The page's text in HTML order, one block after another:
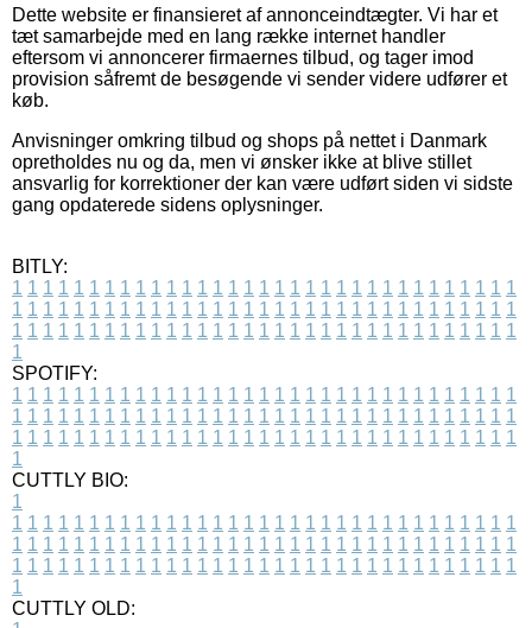
Dette website er finansieret af annonceindtægter. Vi har et
tæt samarbejde med en lang række internet handler
eftersom vi annoncerer firmaernes tilbud, og tager imod
provision såfremt de besøgende vi sender videre udfører et
køb.
Anvisninger omkring tilbud og shops på nettet i Danmark
opretholdes nu og da, men vi ønsker ikke at blive stillet
ansvarlig for korrektioner der kan være udført siden vi sidste
gang opdaterede sidens oplysninger.
BITLY:
1 1 1 1 1 1 1 1 1 1 1 1 1 1 1 1 1 1 1 1 1 1 1 1 1 1 1 1 1 1 1 1 1
1 1 1 1 1 1 1 1 1 1 1 1 1 1 1 1 1 1 1 1 1 1 1 1 1 1 1 1 1 1 1 1 1
1 1 1 1 1 1 1 1 1 1 1 1 1 1 1 1 1 1 1 1 1 1 1 1 1 1 1 1 1 1 1 1 1
1
SPOTIFY:
1 1 1 1 1 1 1 1 1 1 1 1 1 1 1 1 1 1 1 1 1 1 1 1 1 1 1 1 1 1 1 1 1
1 1 1 1 1 1 1 1 1 1 1 1 1 1 1 1 1 1 1 1 1 1 1 1 1 1 1 1 1 1 1 1 1
1 1 1 1 1 1 1 1 1 1 1 1 1 1 1 1 1 1 1 1 1 1 1 1 1 1 1 1 1 1 1 1 1
1
CUTTLY BIO:
1
1 1 1 1 1 1 1 1 1 1 1 1 1 1 1 1 1 1 1 1 1 1 1 1 1 1 1 1 1 1 1 1 1
1 1 1 1 1 1 1 1 1 1 1 1 1 1 1 1 1 1 1 1 1 1 1 1 1 1 1 1 1 1 1 1 1
1 1 1 1 1 1 1 1 1 1 1 1 1 1 1 1 1 1 1 1 1 1 1 1 1 1 1 1 1 1 1 1 1
1
CUTTLY OLD: